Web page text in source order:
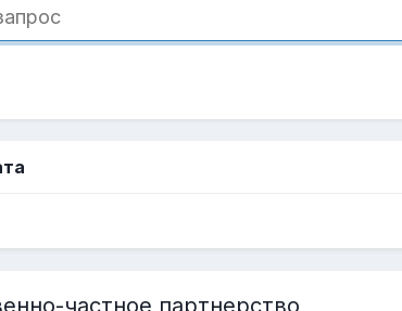
частное партнерство